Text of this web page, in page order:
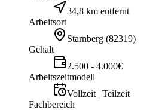
34,8 km entfernt
Arbeitsort
Starnberg (82319)
Gehalt
2.500 - 4.000€
Arbeitszeitmodell
Vollzeit | Teilzeit
Fachbereich